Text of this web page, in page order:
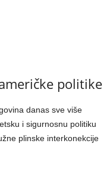
politike
danas sve više
i sigurnosnu politiku
plinske interkonekcije